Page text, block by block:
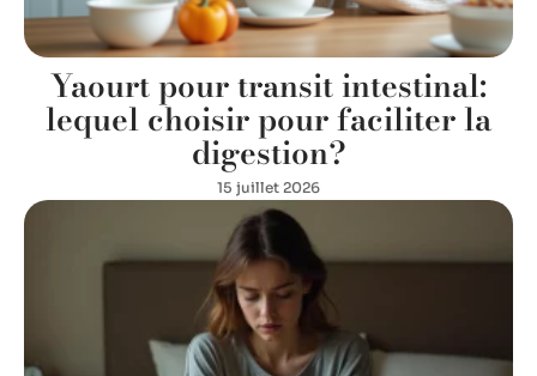
Yaourt pour transit intestinal:
lequel choisir pour faciliter la
digestion?
15 juillet 2026